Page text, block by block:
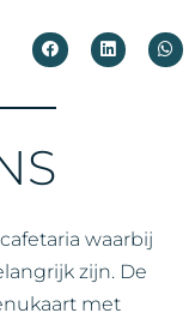
waarbij
zijn. De
met